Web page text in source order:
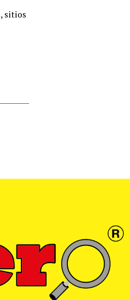
sitios